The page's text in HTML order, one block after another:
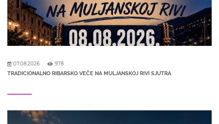
07.08.2026 978
TRADICIONALNO RIBARSKO VEČE NA MULJANSKOJ RIVI SJUTRA